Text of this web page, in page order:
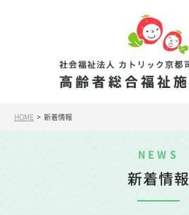
HOME > 新着情報
NEWS
新着情報